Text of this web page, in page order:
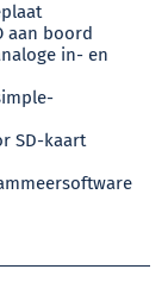
aan boord
in- en
SD-kaart